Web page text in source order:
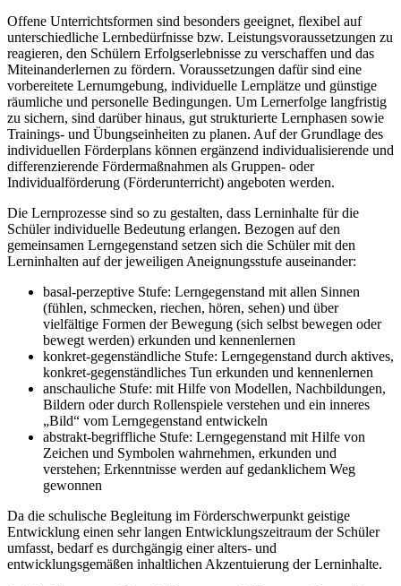
Offene Unterrichtsformen sind besonders geeignet, flexibel auf
unterschiedliche Lernbedürfnisse bzw. Leistungsvoraussetzungen zu
reagieren, den Schülern Erfolgserlebnisse zu verschaffen und das
Miteinanderlernen zu fördern. Voraussetzungen dafür sind eine
vorbereitete Lernumgebung, individuelle Lernplätze und günstige
räumliche und personelle Bedingungen. Um Lernerfolge langfristig
zu sichern, sind darüber hinaus, gut strukturierte Lernphasen sowie
Trainings- und Übungseinheiten zu planen. Auf der Grundlage des
individuellen Förderplans können ergänzend individualisierende und
differenzierende Fördermaßnahmen als Gruppen- oder
Individualförderung (Förderunterricht) angeboten werden.
Die Lernprozesse sind so zu gestalten, dass Lerninhalte für die
Schüler individuelle Bedeutung erlangen. Bezogen auf den
gemeinsamen Lerngegenstand setzen sich die Schüler mit den
Lerninhalten auf der jeweiligen Aneignungsstufe auseinander:
basal-perzeptive Stufe: Lerngegenstand mit allen Sinnen
(fühlen, schmecken, riechen, hören, sehen) und über
vielfältige Formen der Bewegung (sich selbst bewegen oder
bewegt werden) erkunden und kennenlernen
konkret-gegenständliche Stufe: Lerngegenstand durch aktives,
konkret-gegenständliches Tun erkunden und kennenlernen
anschauliche Stufe: mit Hilfe von Modellen, Nachbildungen,
Bildern oder durch Rollenspiele verstehen und ein inneres
„Bild“ vom Lerngegenstand entwickeln
abstrakt-begriffliche Stufe: Lerngegenstand mit Hilfe von
Zeichen und Symbolen wahrnehmen, erkunden und
verstehen; Erkenntnisse werden auf gedanklichem Weg
gewonnen
Da die schulische Begleitung im Förderschwerpunkt geistige
Entwicklung einen sehr langen Entwicklungszeitraum der Schüler
umfasst, bedarf es durchgängig einer alters- und
entwicklungsgemäßen inhaltlichen Akzentuierung der Lerninhalte.